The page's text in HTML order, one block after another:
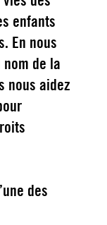
enfants
En nous
de la
nous aidez
des